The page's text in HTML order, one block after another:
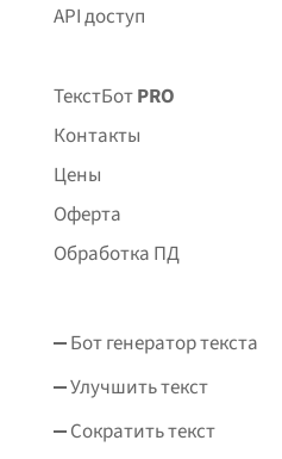
API доступ
ТекстБотPRO
Контакты
Цены
Оферта
Обработка ПД
Бот генератор текста
Улучшить текст
Сократить текст